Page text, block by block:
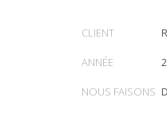
Credibly
growth
CLIENT
ANNÉE
NOUS FAISONS